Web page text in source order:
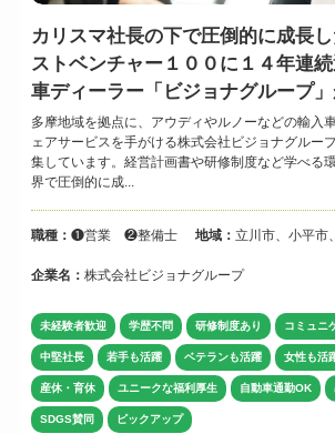
カリスマ社長の下で圧倒的に成長
ストベンチャー１００に１４年連
車ディーラー「ビジョナグループ
を求めています
多摩地域を拠点に、アウディやルノーなどの輸入
ェアサービスを手がける株式会社ビジョナグルー
集しています。経営計画書や研修制度など学べる
界で圧倒的に成...
職種： ❶営業 ❷整備士 地域： 立川市、小平市
企業名： 株式会社ビジョナグループ
未経験者歓迎 学歴不問 研修制度あり コミュニ
中堅社長 若手も活躍 ベテランも活躍 女性も活
産休・育休 ユニークな福利厚生 自動車通勤OK
SDGS賛同 ピックアップ